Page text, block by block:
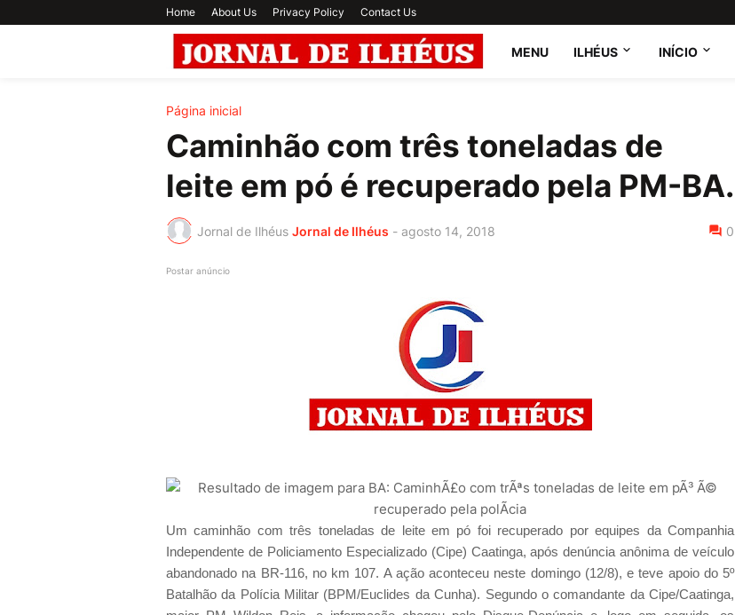
Home About Us Privacy Policy Contact Us
MENU ILHÉUS INÍCIO
Página inicial
Caminhão com três toneladas de
leite em pó é recuperado pela PM-BA.
Jornal de Ilhéus Jornal de Ilhéus - agosto 14, 2018 0
Postar anúncio
Um caminhão com três toneladas de leite em pó foi recuperado por equipes da Companhia
Independente de Policiamento Especializado (Cipe) Caatinga, após denúncia anônima de veículo
abandonado na BR-116, no km 107. A ação aconteceu neste domingo (12/8), e teve apoio do 5º
Batalhão da Polícia Militar (BPM/Euclides da Cunha). Segundo o comandante da Cipe/Caatinga,